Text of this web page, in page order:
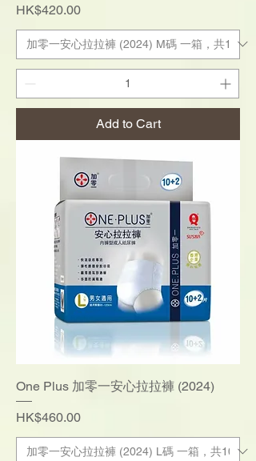
Price
HK$420.00
Add to Cart
One Plus 加零一安心拉拉褲 (2024)
Price
HK$460.00